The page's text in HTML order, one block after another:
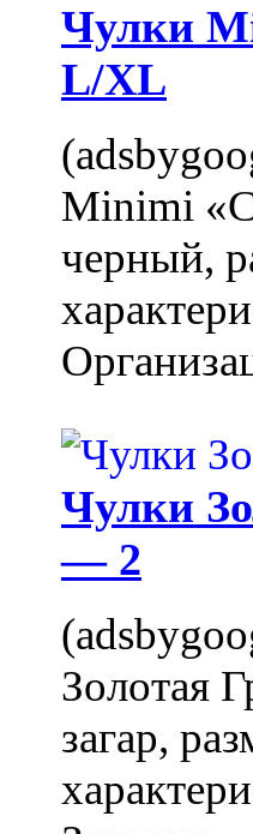
Чулки
L/XL
Minimi
черный,
Чулки
— 2
Золотая
загар,